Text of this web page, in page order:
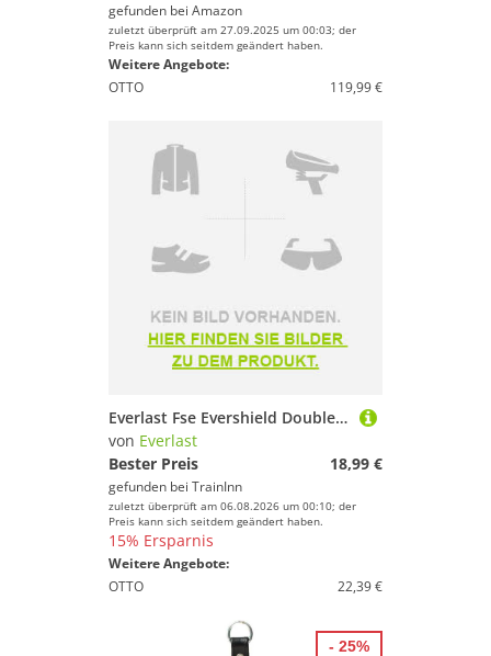
gefunden bei Amazon
zuletzt überprüft am 27.09.2025 um 00:03; der
Preis kann sich seitdem geändert haben.
Weitere Angebote:
OTTO
119,99 €
Everlast Fse Evershield Double Mouthguard Gelb
von Everlast
Bester Preis
18,99 €
gefunden bei TrainInn
zuletzt überprüft am 06.08.2026 um 00:10; der
Preis kann sich seitdem geändert haben.
15% Ersparnis
Weitere Angebote:
OTTO
22,39 €
- 25%